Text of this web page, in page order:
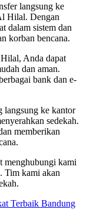
langsung ke
Hilal. Dengan
dalam sistem dan
korban bencana.
Anda dapat
dan aman.
bank dan e-
langsung ke kantor
sedekah.
memberikan
menghubungi kami
Tim kami akan
Terbaik Bandung